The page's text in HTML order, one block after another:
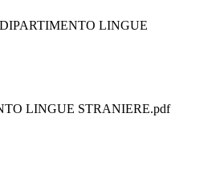
LINGUE
LINGUE STRANIERE.pdf